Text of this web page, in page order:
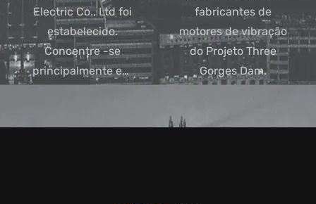
Electric Co., Ltd foi
estabelecido.
Concentre -se
principalmente em
suprimento para a
fabricantes de
motores de vibração
do Projeto Three
Gorges Dam.